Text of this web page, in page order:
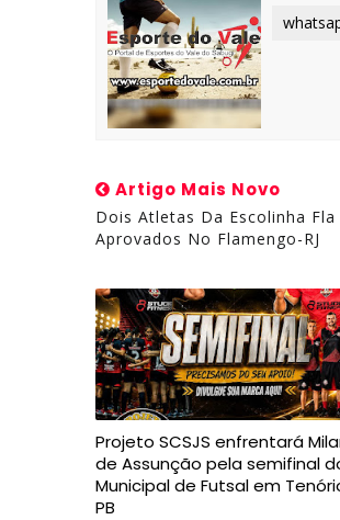
Artigo Mais Novo
Dois Atletas Da Escolinha Fla
Aprovados No Flamengo-RJ
Projeto SCSJS enfrentará
de Assunção pela semifinal
Municipal de Futsal em
PB